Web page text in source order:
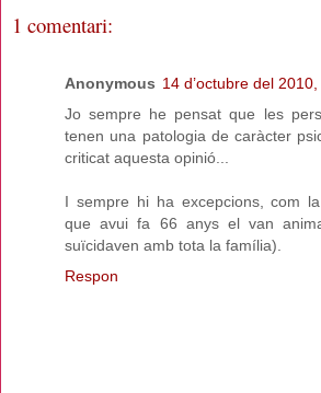
1 comentari:
Anonymous 14 d’octubre del
Jo sempre he pensat que les
tenen una patologia de caràcter
criticat aquesta opinió...
I sempre hi ha excepcions, com
que avui fa 66 anys el van
suïcidaven amb tota la família).
Respon